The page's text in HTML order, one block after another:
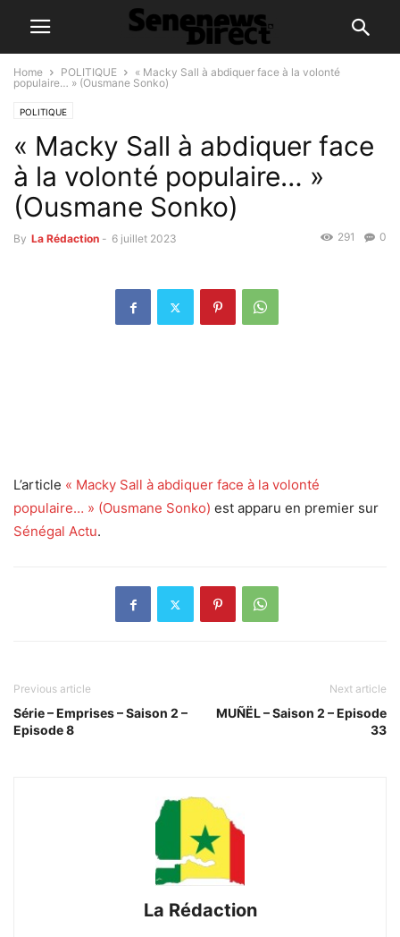
Home POLITIQUE
« Macky Sall à abdiquer face à la volonté
populaire… » (Ousmane Sonko)
POLITIQUE
« Macky Sall à abdiquer face
à la volonté populaire… »
(Ousmane Sonko)
By La Rédaction - 6 juillet 2023 0
291
L’article « Macky Sall à abdiquer face à la volonté
populaire… » (Ousmane Sonko) est apparu en premier sur
Sénégal Actu.
Previous article
Série – Emprises – Saison 2 –
Episode 8
Next article
MUÑËL – Saison 2 – Episode
33
La Rédaction